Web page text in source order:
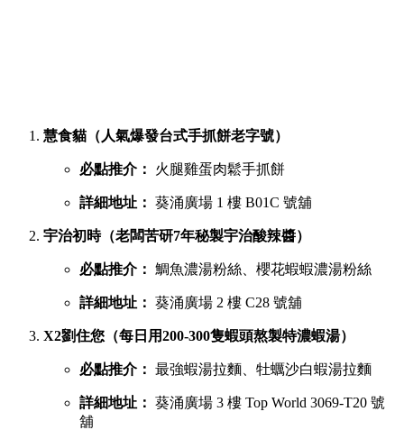
慧食貓（人氣爆發台式手抓餅老字號）
必點推介： 火腿雞蛋肉鬆手抓餅
詳細地址： 葵涌廣場 1 樓 B01C 號舖
宇治初時（老闆苦研7年秘製宇治酸辣醬）
必點推介： 鯛魚濃湯粉絲、櫻花蝦蝦濃湯粉絲
詳細地址： 葵涌廣場 2 樓 C28 號舖
X2劉住您（每日用200-300隻蝦頭熬製特濃蝦湯）
必點推介： 最強蝦湯拉麵、牡蠣沙白蝦湯拉麵
詳細地址： 葵涌廣場 3 樓 Top World 3069-T20 號
舖